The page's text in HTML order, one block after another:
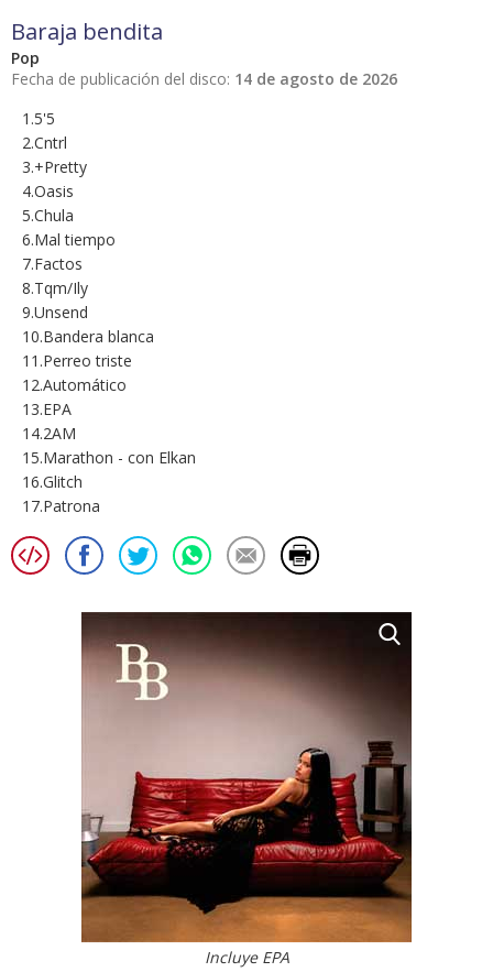
Baraja bendita
Pop
Fecha de publicación del disco: 14 de agosto de 2026
1.5'5
2.Cntrl
3.+Pretty
4.Oasis
5.Chula
6.Mal tiempo
7.Factos
8.Tqm/Ily
9.Unsend
10.Bandera blanca
11.Perreo triste
12.Automático
13.EPA
14.2AM
15.Marathon - con Elkan
16.Glitch
17.Patrona
Incluye EPA